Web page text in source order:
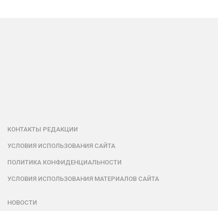
КОНТАКТЫ РЕДАКЦИИ
УСЛОВИЯ ИСПОЛЬЗОВАНИЯ САЙТА
ПОЛИТИКА КОНФИДЕНЦИАЛЬНОСТИ
УСЛОВИЯ ИСПОЛЬЗОВАНИЯ МАТЕРИАЛОВ САЙТА
НОВОСТИ